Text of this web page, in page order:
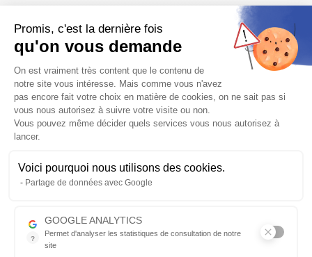
390,72 488,40 € -20%
Disponible sous 3 jours
Frais de portOFFERTSpour l’achat de ce produit
Finition :
Promis, c'est la dernière fois
qu'on vous demande
Plateforme de Gestion du
On est vraiment très content que le contenu de
notre site vous intéresse. Mais comme vous n'avez
pas encore fait votre choix en matière de cookies, on ne sait pas si
vous nous autorisez à suivre votre visite ou non.
Vous pouvez même décider quels services vous nous autorisez à
lancer.
Voici pourquoi nous utilisons des cookies.
Partage de données avec Google
?
GOOGLE ANALYTICS
Permet d'analyser les statistiques de consultation de notre
site
Axeptio consent